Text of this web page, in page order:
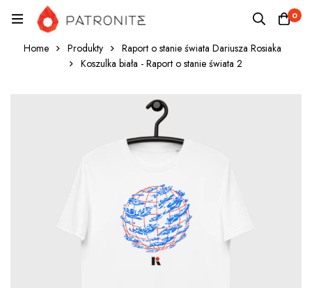
0
Home Produkty
Raport o stanie świata Dariusza Rosiaka
Koszulka biała - Raport o stanie świata 2